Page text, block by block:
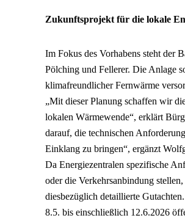
Zukunftsprojekt für die lokale
Im Fokus des Vorhabens steht der
Pölching und Fellerer. Die Anlage
klimafreundlicher Fernwärme
„Mit dieser Planung schaffen wir
lokalen Wärmewende“, erklärt
darauf, die technischen
Einklang zu bringen“, ergänzt
Da Energiezentralen spezifische
oder die Verkehrsanbindung
diesbezüglich detaillierte
8.5. bis einschließlich 12.6.2026